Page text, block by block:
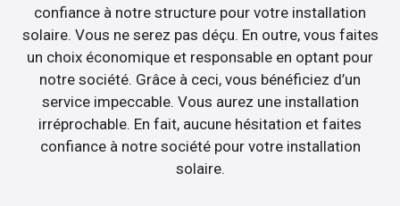
confiance à notre structure pour votre installation
solaire. Vous ne serez pas déçu. En outre, vous faites
un choix économique et responsable en optant pour
notre société. Grâce à ceci, vous bénéficiez d’un
service impeccable. Vous aurez une installation
irréprochable. En fait, aucune hésitation et faites
confiance à notre société pour votre installation
solaire.